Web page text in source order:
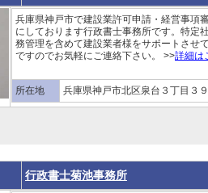
兵庫県神戸市で建設業許可申請・経営事項
にしております行政書士事務所です。特定
務管理を含めて建設業者様をサポートさせ
ですのでお気軽にご連絡下さい。 >>詳細は
所在地 兵庫県神戸市北区泉台３丁目３
行政書士菊池事務所